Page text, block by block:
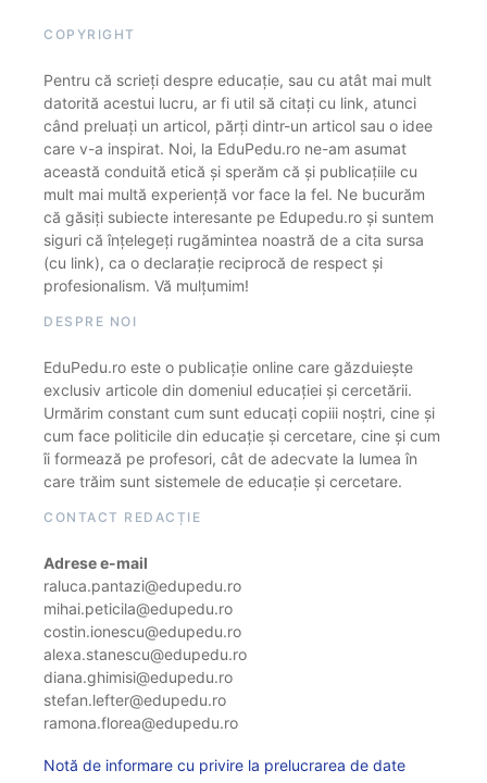
COPYRIGHT
Pentru că scrieți despre educație, sau cu atât mai mult
datorită acestui lucru, ar fi util să citați cu link, atunci
când preluați un articol, părți dintr-un articol sau o idee
care v-a inspirat. Noi, la EduPedu.ro ne-am asumat
această conduită etică și sperăm că și publicațiile cu
mult mai multă experiență vor face la fel. Ne bucurăm
că găsiți subiecte interesante pe Edupedu.ro și suntem
siguri că înțelegeți rugămintea noastră de a cita sursa
(cu link), ca o declarație reciprocă de respect și
profesionalism. Vă mulțumim!
DESPRE NOI
EduPedu.ro este o publicație online care găzduiește
exclusiv articole din domeniul educației și cercetării.
Urmărim constant cum sunt educați copiii noștri, cine și
cum face politicile din educație și cercetare, cine și cum
îi formează pe profesori, cât de adecvate la lumea în
care trăim sunt sistemele de educație și cercetare.
CONTACT REDACȚIE
Adrese e-mail
raluca.pantazi@edupedu.ro
mihai.peticila@edupedu.ro
costin.ionescu@edupedu.ro
alexa.stanescu@edupedu.ro
diana.ghimisi@edupedu.ro
stefan.lefter@edupedu.ro
ramona.florea@edupedu.ro
Notă de informare cu privire la prelucrarea de date